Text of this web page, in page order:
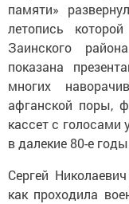
памяти»
летопись
Заинского
показана
многих
афганской поры,
кассет с голосами
в далекие 80-е
Сергей
как проходила